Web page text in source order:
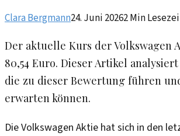
Clara Bergmann24. Juni 20262Min
Der aktuelle Kurs der Volkswagen
80,54 Euro. Dieser Artikel
die zu dieser Bewertung führen
erwarten können.
Die Volkswagen Aktie hat sich in den